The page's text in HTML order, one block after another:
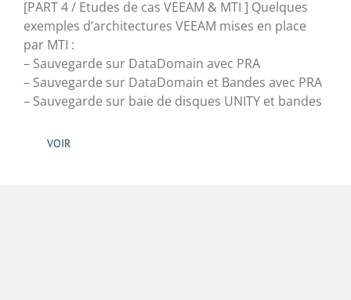
[PART 4 / Etudes de cas VEEAM & MTI ] Quelques
exemples d’architectures VEEAM mises en place
par MTI :
– Sauvegarde sur DataDomain avec PRA
– Sauvegarde sur DataDomain et Bandes avec PRA
– Sauvegarde sur baie de disques UNITY et bandes
VOIR